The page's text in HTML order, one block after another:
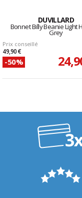
DUVILLARD
Bonnet Billy Beanie Light
Grey
Prix conseillé
49,90 €
-50%